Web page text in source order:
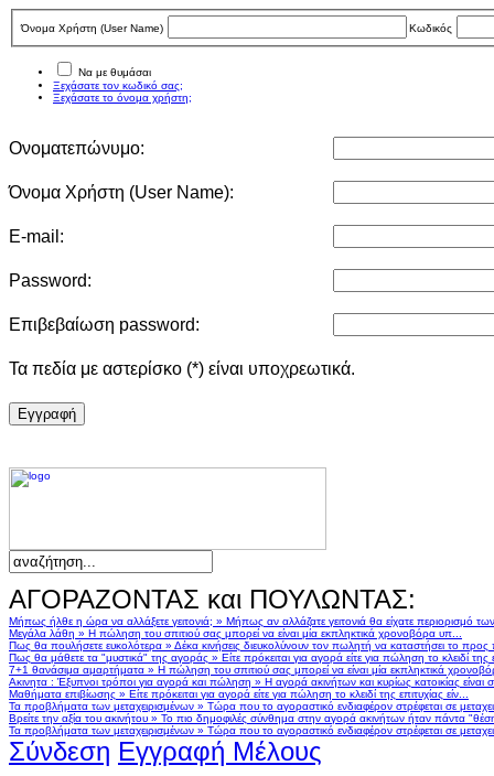
Όνομα Χρήστη (User Νame) Κωδικός
Να με θυμάσαι
Ξεχάσατε τον κωδικό σας;
Ξεχάσατε το όνομα χρήστη;
Ονοματεπώνυμο:
Όνομα Χρήστη (User Νame):
E-mail:
Password:
Επιβεβαίωση password:
Τα πεδία με αστερίσκο (*) είναι υποχρεωτικά.
Eγγραφή
ΑΓΟΡΑΖΟΝΤΑΣ και ΠΟΥΛΩΝΤΑΣ:
Μήπως ήλθε η ώρα να αλλάξετε γειτονιά; » Μήπως αν αλλάζατε γειτονιά θα είχατε περιορισμό
Μεγάλα λάθη » Η πώληση του σπιτιού σας μπορεί να είναι μία εκπληκτικά χρονοβόρα υπ...
Πως θα πουλήσετε ευκολότερα » Δέκα κινήσεις διευκολύνουν τον πωλητή να καταστήσει το
Πως θα μάθετε τα "μυστικά" της αγοράς » Είτε πρόκειται για αγορά είτε για πώληση το κλειδί της
7+1 θανάσιμα αμαρτήματα » Η πώληση του σπιτιού σας μπορεί να είναι μία εκπληκτικά
Ακινητα : Έξυπνοι τρόποι για αγορά και πώληση » Η αγορά ακινήτων και κυρίως κατοικίας
Μαθήματα επιβίωσης » Είτε πρόκειται για αγορά είτε για πώληση το κλειδί της επιτυχίας είν...
Τα προβλήματα των μεταχειρισμένων » Τώρα που το αγοραστικό ενδιαφέρον στρέφεται σε
Βρείτε την αξία του ακινήτου » Το πιο δημοφιλές σύνθημα στην αγορά ακινήτων ήταν πάντα
Τα προβλήματα των μεταχειρισμένων » Τώρα που το αγοραστικό ενδιαφέρον στρέφεται σε
Σύνδεση Εγγραφή Μέλους